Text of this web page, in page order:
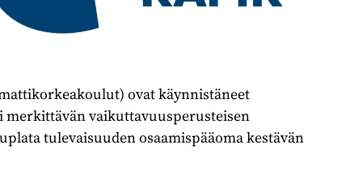
ovat käynnistäneet
vaikuttavuusperusteisen
tulevaisuuden osaamispääoma kestävän